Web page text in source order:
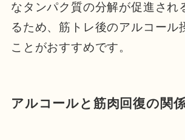
なタンパク質の分解が促進され
るため、筋トレ後のアルコール
ことがおすすめです。
アルコールと筋肉回復の関